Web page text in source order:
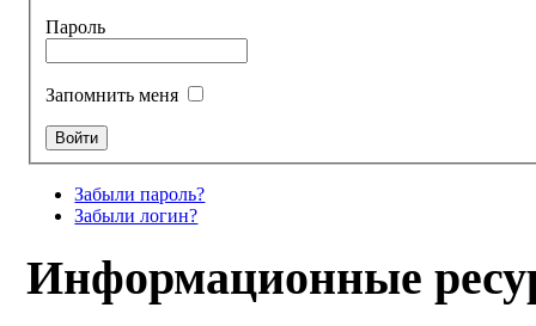
Пароль
Запомнить меня
Забыли пароль?
Забыли логин?
Информационные